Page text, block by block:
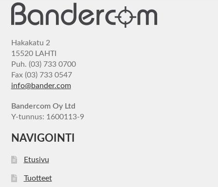
Hakakatu 2
15520 LAHTI
Puh. (03) 733 0700
Fax (03) 733 0547
info@bander.com
Bandercom Oy Ltd
Y-tunnus: 1600113-9
NAVIGOINTI
Etusivu
Tuotteet